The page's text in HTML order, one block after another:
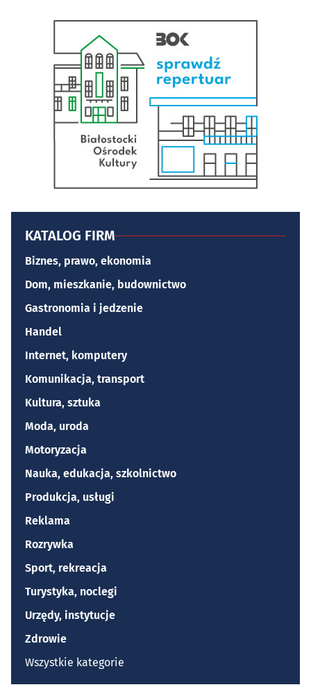
KATALOG FIRM
Biznes, prawo, ekonomia
Dom, mieszkanie, budownictwo
Gastronomia i jedzenie
Handel
Internet, komputery
Komunikacja, transport
Kultura, sztuka
Moda, uroda
Motoryzacja
Nauka, edukacja, szkolnictwo
Produkcja, usługi
Reklama
Rozrywka
Sport, rekreacja
Turystyka, noclegi
Urzędy, instytucje
Zdrowie
Wszystkie kategorie